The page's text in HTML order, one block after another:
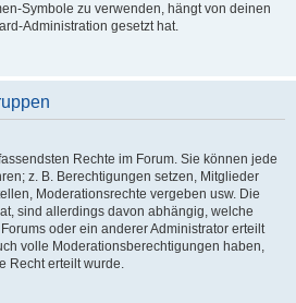
Symbole zu verwenden, hängt von deinen
Administration gesetzt hat.
Rechte im Forum. Sie können jede
z. B. Berechtigungen setzen, Mitglieder
Moderationsrechte vergeben usw. Die
sind allerdings davon abhängig, welche
oder ein anderer Administrator erteilt
volle Moderationsberechtigungen haben,
Recht erteilt wurde.